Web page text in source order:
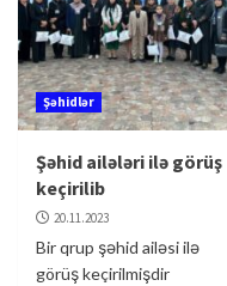
Şəhidlər
Şəhid ailələri ilə görüş
keçirilib
20.11.2023
Bir qrup şəhid ailəsi ilə
görüş keçirilmişdir